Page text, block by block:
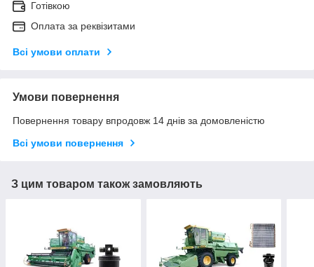
Готівкою
Оплата за реквізитами
Всі умови оплати
Умови повернення
Повернення товару впродовж 14 днів за домовленістю
Всі умови повернення
З цим товаром також замовляють